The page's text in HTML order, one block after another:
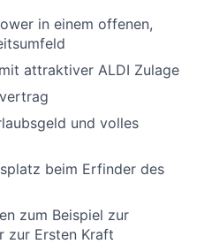
in einem offenen,
attraktiver ALDI Zulage
und volles
beim Erfinder des
zum Beispiel zur
zur Ersten Kraft